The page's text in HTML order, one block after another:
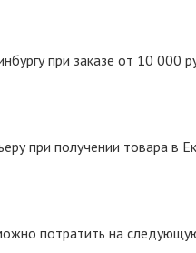
при заказе от 10 000
при получении товара в
потратить на